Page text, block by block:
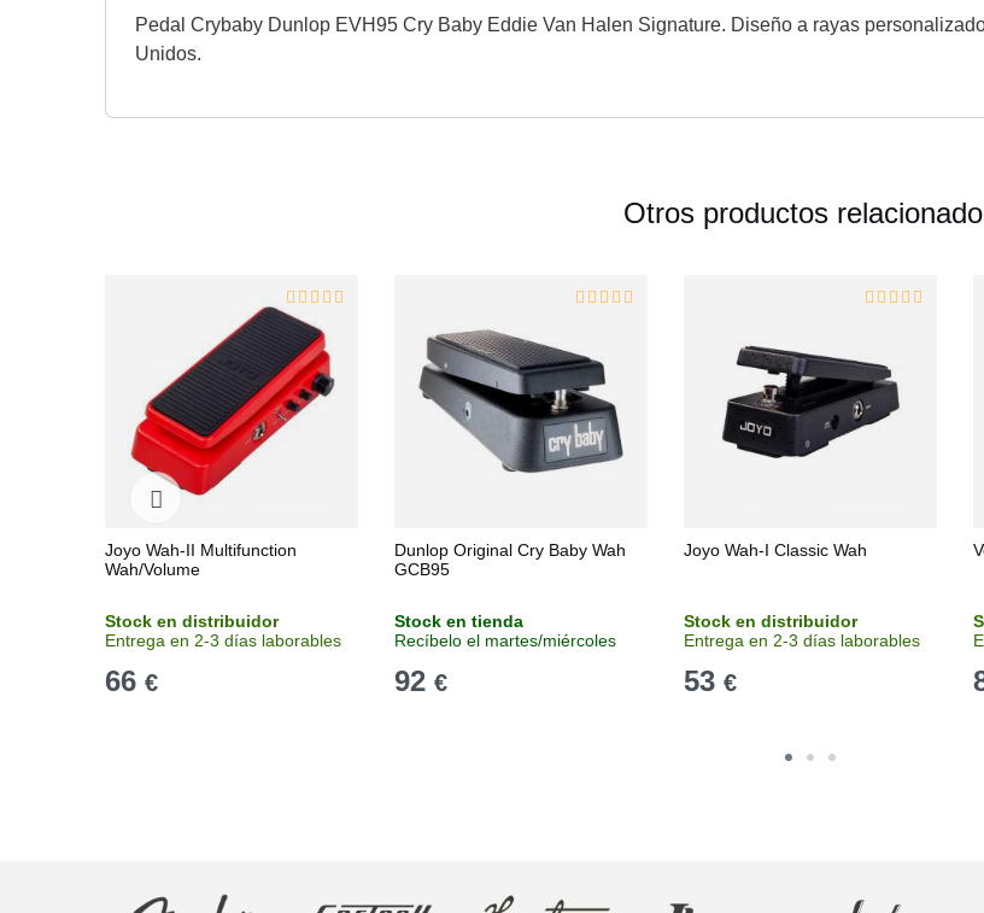
Pedal Crybaby Dunlop EVH95 Cry Baby Eddie Van Halen Signature. Diseño a rayas
Unidos.
Otros productos
Joyo Wah-II Multifunction
Wah/Volume
Stock en distribuidor
Entrega en 2-3 días laborables
66 €
Dunlop Original Cry Baby Wah
GCB95
Stock en tienda
Recíbelo el martes/miércoles
92 €
Joyo Wah-I Classic Wah
Stock en distribuidor
Entrega en 2-3 días laborables
53 €